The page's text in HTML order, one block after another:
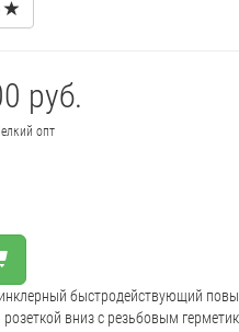
руб.
опт
быстродействующий
розеткой вниз с резьбовым